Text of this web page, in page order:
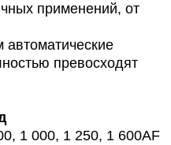
применений, от
автоматические
превосходят
1 000, 1 250, 1 600AF